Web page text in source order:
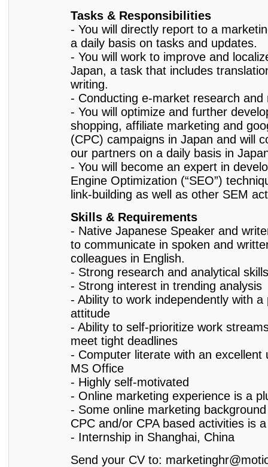
Tasks & Responsibilities
- You will directly report to a
a daily basis on tasks and updates.
- You will work to improve and
Japan, a task that includes
writing.
- Conducting e-market research and
- You will optimize and further
shopping, affiliate marketing and
(CPC) campaigns in Japan and will
our partners on a daily basis in
- You will become an expert in
Engine Optimization (“SEO”)
link-building as well as other SEM
Skills & Requirements
- Native Japanese Speaker and
to communicate in spoken and
colleagues in English.
- Strong research and analytical skills
- Strong interest in trending analysis
- Ability to work independently with a
attitude
- Ability to self-prioritize work
meet tight deadlines
- Computer literate with an excellent
MS Office
- Highly self-motivated
- Online marketing experience is a
- Some online marketing
CPC and/or CPA based activities is
- Internship in Shanghai, China
Send your CV to: